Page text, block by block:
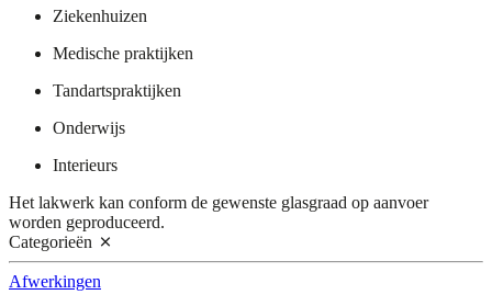
Ziekenhuizen
Medische praktijken
Tandartspraktijken
Onderwijs
Interieurs
Het lakwerk kan conform de gewenste glasgraad op aanvoer
worden geproduceerd.
Categorieën
Afwerkingen